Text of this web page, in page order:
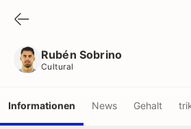
Rubén Sobrino
Cultural
Informationen News Gehalt